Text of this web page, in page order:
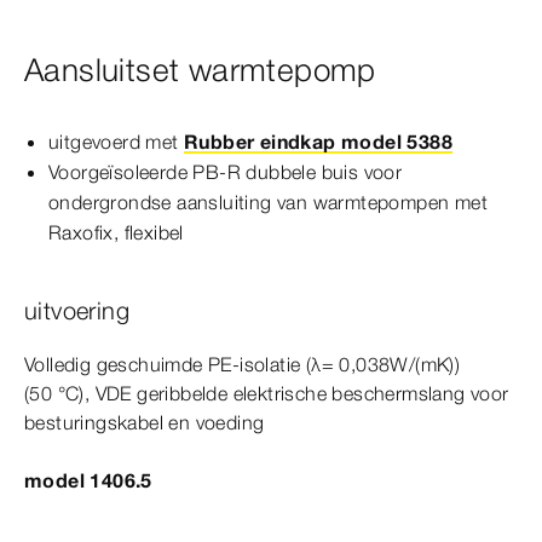
Aansluitset warmtepomp
uitgevoerd met Rubber eindkap model 5388
Voorgeïsoleerde PB-​R dubbele buis voor
ondergrondse aansluiting van warmtepompen met
Raxofix, flexibel
uitvoering
Volledig geschuimde PE-​isolatie (λ= 0,038W/(mK))
(50 °C), VDE geribbelde elektrische beschermslang voor
besturingskabel en voeding
model 1406.5